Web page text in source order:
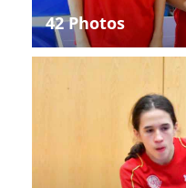
42 Photos